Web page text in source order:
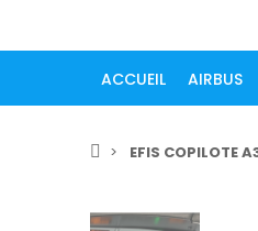
ACCUEIL AIRBUS
EFIS COPILOTE